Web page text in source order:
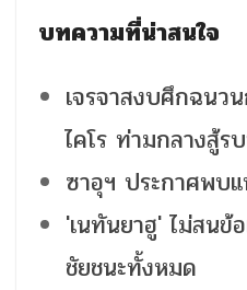
บทความที่น่าสนใจ
เจรจาสงบศึกฉนว
ไคโร ท่ามกลางสู้ร
ซาอุฯ ประกาศพบ
'เนทันยาฮู' ไม่สนข้
ชัยชนะทั้งหมด